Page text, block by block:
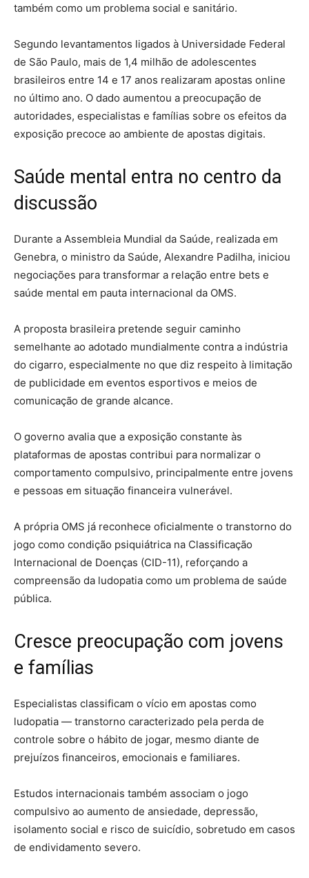
também como um problema social e sanitário.
Segundo levantamentos ligados à Universidade Federal
de São Paulo, mais de 1,4 milhão de adolescentes
brasileiros entre 14 e 17 anos realizaram apostas online
no último ano. O dado aumentou a preocupação de
autoridades, especialistas e famílias sobre os efeitos da
exposição precoce ao ambiente de apostas digitais.
Saúde mental entra no centro da
discussão
Durante a Assembleia Mundial da Saúde, realizada em
Genebra, o ministro da Saúde, Alexandre Padilha, iniciou
negociações para transformar a relação entre bets e
saúde mental em pauta internacional da OMS.
A proposta brasileira pretende seguir caminho
semelhante ao adotado mundialmente contra a indústria
do cigarro, especialmente no que diz respeito à limitação
de publicidade em eventos esportivos e meios de
comunicação de grande alcance.
O governo avalia que a exposição constante às
plataformas de apostas contribui para normalizar o
comportamento compulsivo, principalmente entre jovens
e pessoas em situação financeira vulnerável.
A própria OMS já reconhece oficialmente o transtorno do
jogo como condição psiquiátrica na Classificação
Internacional de Doenças (CID-11), reforçando a
compreensão da ludopatia como um problema de saúde
pública.
Cresce preocupação com jovens
e famílias
Especialistas classificam o vício em apostas como
ludopatia — transtorno caracterizado pela perda de
controle sobre o hábito de jogar, mesmo diante de
prejuízos financeiros, emocionais e familiares.
Estudos internacionais também associam o jogo
compulsivo ao aumento de ansiedade, depressão,
isolamento social e risco de suicídio, sobretudo em casos
de endividamento severo.